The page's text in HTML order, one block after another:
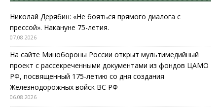
Николай Дерябин: «Не бояться прямого диалога с
прессой». Накануне 75-летия.
07.08.2026
На сайте Минобороны России открыт мультимедийный
проект с рассекреченными документами из фондов ЦАМО
РФ, посвященный 175-летию со дня создания
Железнодорожных войск ВС РФ
06.08.2026